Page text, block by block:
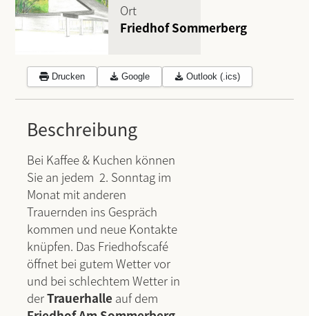
Ort
Friedhof Sommerberg
Drucken Google Outlook (.ics)
Beschreibung
Bei Kaffee & Kuchen können
Sie an jedem 2. Sonntag im
Monat mit anderen
Trauernden ins Gespräch
kommen und neue Kontakte
knüpfen. Das Friedhofscafé
öffnet bei gutem Wetter vor
und bei schlechtem Wetter in
derTrauerhalle auf dem